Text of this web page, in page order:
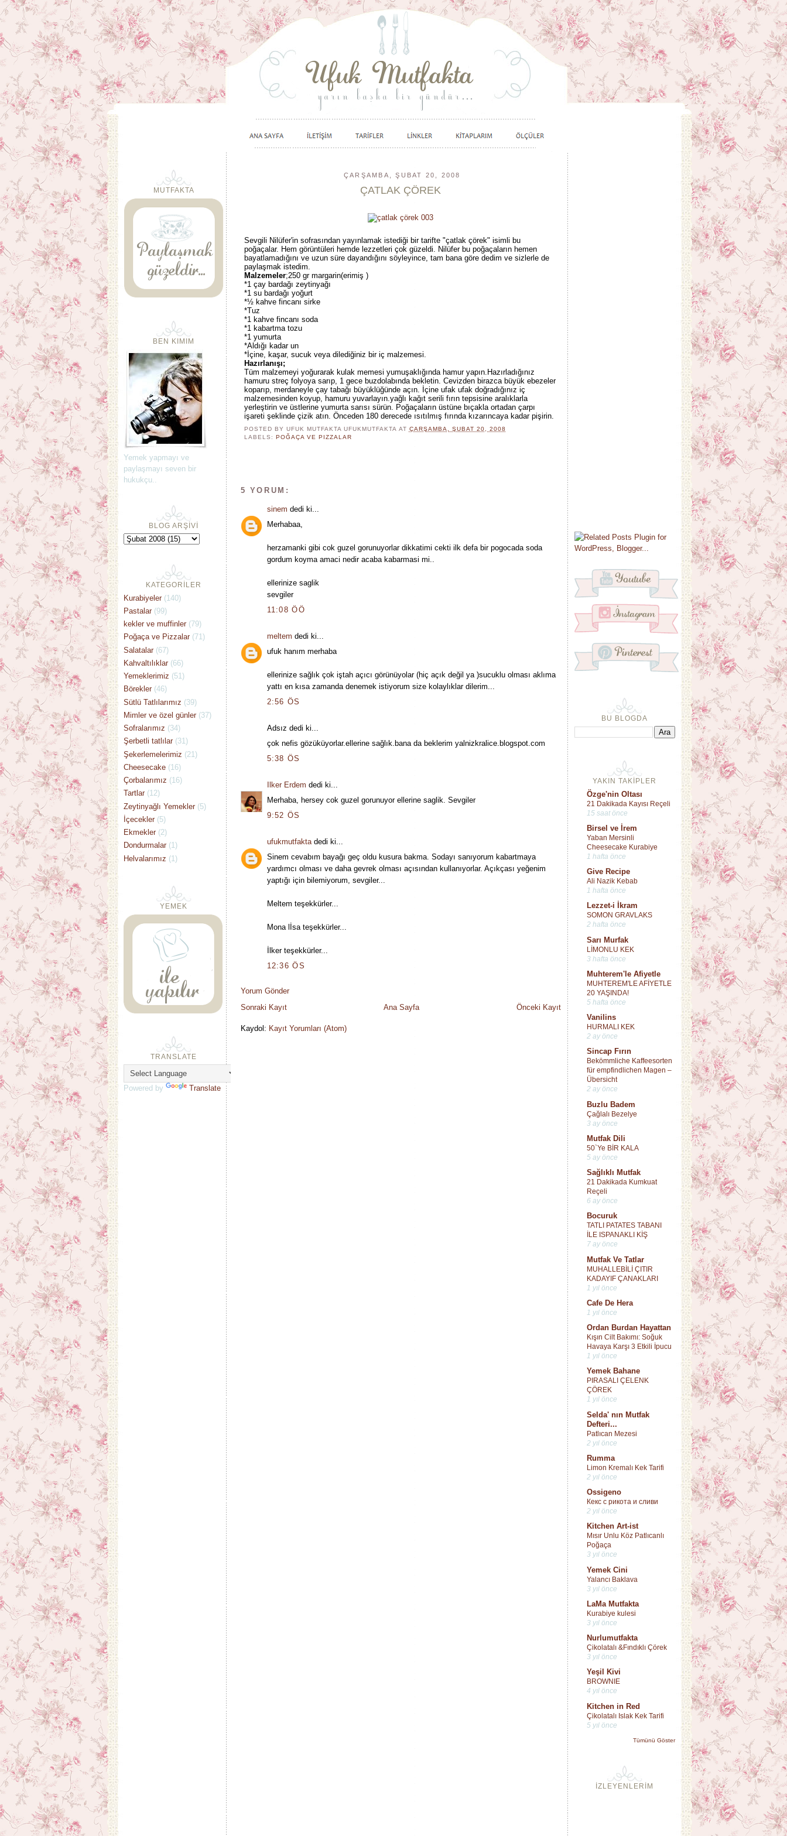
BU BLOGDA
YAKIN TAKİPLER
Özge'nin Oltası
21 Dakikada Kayısı Reçeli
15 saat önce
Birsel ve İrem
Yaban Mersinli
Cheesecake Kurabiye
1 hafta önce
Give Recipe
Ali Nazik Kebab
1 hafta önce
Lezzet-i İkram
SOMON GRAVLAKS
2 hafta önce
Sarı Murfak
LİMONLU KEK
3 hafta önce
Muhterem'le Afiyetle
MUHTEREM'LE AFİYETLE
20 YAŞINDA!
5 hafta önce
Vanilins
HURMALI KEK
2 ay önce
Sincap Fırın
Bekömmliche Kaffeesorten
für empfindlichen Magen –
Übersicht
2 ay önce
Buzlu Badem
Çağlalı Bezelye
3 ay önce
Mutfak Dili
50`Ye BİR KALA
5 ay önce
Sağlıklı Mutfak
21 Dakikada Kumkuat
Reçeli
6 ay önce
Bocuruk
TATLI PATATES TABANI
İLE ISPANAKLI KİŞ
7 ay önce
Mutfak Ve Tatlar
MUHALLEBİLİ ÇITIR
KADAYIF ÇANAKLARI
1 yıl önce
Cafe De Hera
1 yıl önce
Ordan Burdan Hayattan
Kışın Cilt Bakımı: Soğuk
Havaya Karşı 3 Etkili İpucu
1 yıl önce
Yemek Bahane
PIRASALI ÇELENK
ÇÖREK
1 yıl önce
Selda' nın Mutfak
Defteri...
Patlıcan Mezesi
2 yıl önce
Rumma
Limon Kremalı Kek Tarifi
2 yıl önce
Ossigeno
Кекс с рикота и сливи
2 yıl önce
Kitchen Art-ist
Mısır Unlu Köz Patlıcanlı
Poğaça
3 yıl önce
Yemek Cini
Yalancı Baklava
3 yıl önce
LaMa Mutfakta
Kurabiye kulesi
3 yıl önce
Nurlumutfakta
Çikolatalı &Fındıklı Çörek
3 yıl önce
Yeşil Kivi
BROWNIE
4 yıl önce
Kitchen in Red
Çikolatalı Islak Kek Tarifi
5 yıl önce
Tümünü Göster
İZLEYENLERİM
ÇARŞAMBA, ŞUBAT 20, 2008
ÇATLAK ÇÖREK
Sevgili Nilüfer'in sofrasından yayınlamak istediği bir tarifte "çatlak çörek" isimli bu
poğaçalar. Hem görüntüleri hemde lezzetleri çok güzeldi. Nilüfer bu poğaçaların hemen
bayatlamadığını ve uzun süre dayandığını söyleyince, tam bana göre dedim ve sizlerle de
paylaşmak istedim.
Malzemeler;250 gr margarin(erimiş )
*1 çay bardağı zeytinyağı
*1 su bardağı yoğurt
*½ kahve fincanı sirke
*Tuz
*1 kahve fincanı soda
*1 kabartma tozu
*1 yumurta
*Aldığı kadar un
*İçine, kaşar, sucuk veya dilediğiniz bir iç malzemesi.
Hazırlanışı;
Tüm malzemeyi yoğurarak kulak memesi yumuşaklığında hamur yapın.Hazırladığınız
hamuru streç folyoya sarıp, 1 gece buzdolabında bekletin. Cevizden birazca büyük ebezeler
koparıp, merdaneyle çay tabağı büyüklüğünde açın. İçine ufak ufak doğradığınız iç
malzemesinden koyup, hamuru yuvarlayın.yağlı kağıt serili fırın tepsisine aralıklarla
yerleştirin ve üstlerine yumurta sarısı sürün. Poğaçaların üstüne bıçakla ortadan çarpı
işareti şeklinde çizik atın. Önceden 180 derecede ısıtılmış fırında kızarıncaya kadar pişirin.
POSTED BY UFUK MUTFAKTAUFUKMUTFAKTA AT ÇARŞAMBA, ŞUBAT 20, 2008
LABELS:POĞAÇA VE PIZZALAR
5 YORUM:
sinem dedi ki...
Merhabaa,
herzamanki gibi cok guzel gorunuyorlar dikkatimi cekti ilk defa bir pogocada soda
gordum koyma amaci nedir acaba kabarmasi mi..
ellerinize saglik
sevgiler
11:08 ÖÖ
meltem dedi ki...
ufuk hanım merhaba
ellerinize sağlık çok iştah açıcı görünüyolar (hiç açık değil ya )sucuklu olması aklıma
yattı en kısa zamanda denemek istiyorum size kolaylıklar dilerim...
2:56 ÖS
Adsız dedi ki...
çok nefis gözüküyorlar.ellerine sağlık.bana da beklerim yalnizkralice.blogspot.com
5:38 ÖS
Ilker Erdem dedi ki...
Merhaba, hersey cok guzel gorunuyor ellerine saglik. Sevgiler
9:52 ÖS
ufukmutfaktadedi ki...
Sinem cevabım bayağı geç oldu kusura bakma. Sodayı sanıyorum kabartmaya
yardımcı olması ve daha gevrek olması açısından kullanıyorlar. Açıkçası yeğenim
yaptığı için bilemiyorum, sevgiler...
Meltem teşekkürler...
Mona lİsa teşekkürler...
İlker teşekkürler...
12:36 ÖS
Yorum Gönder
Sonraki Kayıt
Önceki Kayıt
Ana Sayfa
Kaydol: Kayıt Yorumları (Atom)
MUTFAKTA
BEN KIMIM
Yemek yapmayı ve
paylaşmayı seven bir
hukukçu..
BLOG ARŞİVİ
KATEGORİLER
Kurabiyeler (140)
Pastalar (99)
kekler ve muffinler (79)
Poğaça ve Pizzalar (71)
Salatalar (67)
Kahvaltılıklar (66)
Yemeklerimiz (51)
Börekler (46)
Sütlü Tatlılarımız (39)
Mimler ve özel günler (37)
Sofralarımız (34)
Şerbetli tatlılar (31)
Şekerlemelerimiz (21)
Cheesecake (16)
Çorbalarımız (16)
Tartlar (12)
Zeytinyağlı Yemekler (5)
İçecekler (5)
Ekmekler (2)
Dondurmalar (1)
Helvalarımız (1)
YEMEK
TRANSLATE
Powered by Translate